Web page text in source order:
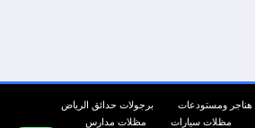
هناجر ومستودعات
برجولات حدائق الرياض
مظلات سيارات مظلات مدارس